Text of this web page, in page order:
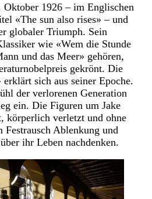
Oktober 1926 – im Englischen
«The sun also rises» – und
globaler Triumph. Sein
wie «Wem die Stunde
und das Meer» gehören,
gekrönt. Die
sich aus seiner Epoche.
der verlorenen Generation
ein. Die Figuren um Jake
körperlich verletzt und ohne
Ablenkung und
ihr Leben nachdenken.